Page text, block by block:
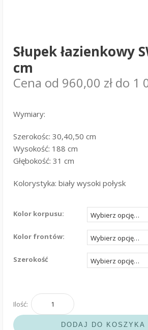
Słupek łazienkowy
cm
Cena od 960,00 zł do 1
Wymiary:
Szerokośc: 30,40,50 cm
Wysokość: 188 cm
Głębokość: 31 cm
Kolorystyka: biały wysoki połysk
Kolor korpusu:
Kolor frontów:
Szerokość
ilość
Słupek
łazienkowy
DODAJ DO KOSZYKA